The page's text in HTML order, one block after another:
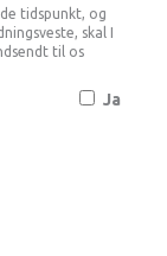
tidspunkt, og
skal I
til os
Ja